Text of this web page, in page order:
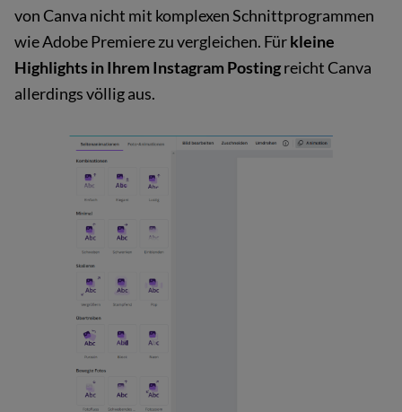
von Canva nicht mit komplexen Schnittprogrammen
wie Adobe Premiere zu vergleichen. Fürkleine
Highlights in Ihrem Instagram Postingreicht Canva
allerdings völlig aus.